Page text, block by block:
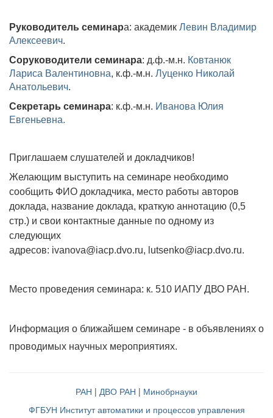
Руководитель семинара: академик Левин Владимир
Алексеевич.
Соруководители семинара: д.ф.-м.н. Ковтанюк
Лариса Валентиновна, к.ф.-м.н. Луценко Николай
Анатольевич.
Секретарь семинара: к.ф.-м.н. Иванова Юлия
Евгеньевна.
Приглашаем слушателей и докладчиков!
Желающим выступить на семинаре необходимо
сообщить ФИО докладчика, место работы авторов
доклада, название доклада, краткую аннотацию (0,5
стр.) и свои контактные данные по одному из
следующих
адресов: ivanova@iacp.dvo.ru, lutsenko@iacp.dvo.ru.
Место проведения семинара: к. 510 ИАПУ ДВО РАН.
Информация о ближайшем семинаре - в объявлениях о
проводимых научных мероприятиях.
РАН | ДВО РАН | Минобрнауки
ФГБУН Институт автоматики и процессов управления